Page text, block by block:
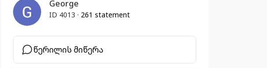
George
ID 4013 · 261 statement
წერილის მიწერა